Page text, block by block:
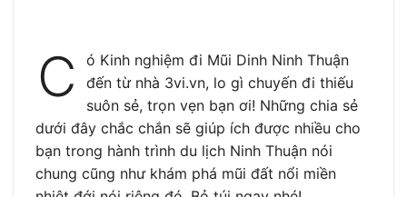
C
ó Kinh nghiệm đi Mũi Dinh Ninh Thuận
đến từ nhà 3vi.vn, lo gì chuyến đi thiếu
suôn sẻ, trọn vẹn bạn ơi! Những chia sẻ
dưới đây chắc chắn sẽ giúp ích được nhiều cho
bạn trong hành trình du lịch Ninh Thuận nói
chung cũng như khám phá mũi đất nổi miền